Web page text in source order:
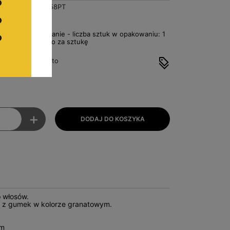
BA7658PT
Za opakowanie - liczba sztuk w opakowaniu: 1
1,80zł Netto za sztukę
2,21zł brutto
+
z gumek w kolorze granatowym.